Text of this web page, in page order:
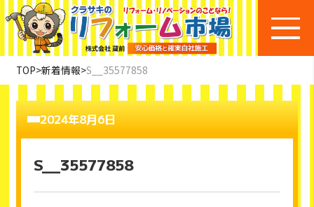
TOP>新着情報>S__35577858
2024年8月6日
S__35577858